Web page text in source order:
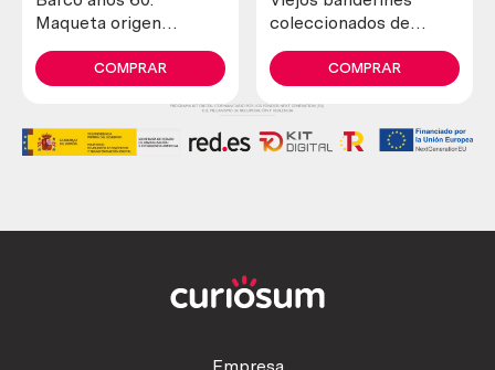
Maqueta origen
hueso. Magníficos
detalles. Muy pesado.
COMPRAR
coleccionados de
COMPRAR